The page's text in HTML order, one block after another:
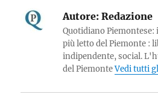
Autore: Redazione
Quotidiano
più letto del Piemonte :
indipendente, social.
del PiemonteVedi tutti